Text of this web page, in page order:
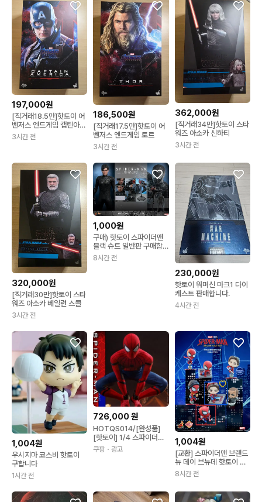
197,000원
[직거래18.5만]핫토이 어
벤저스 엔드게임 캡틴아메
리카
3시간 전
186,500원
[직거래17.5만]핫토이 어
벤저스 엔드게임 토르
3시간 전
362,000원
[직거래34만]핫토이 스타
워즈 아소카 신하티
3시간 전
320,000원
[직거래30만]핫토이 스타
워즈 아소카 베일런 스콜
3시간 전
1,000원
구매) 핫토이 스파이더맨
블랙 슈트 일반판 구매합
니다
8시간 전
230,000원
핫토이 워머신 마크1 다이
케스트 판매합니다.
4시간 전
1,004원
우시지마 코스비 핫토이
구합니다
1시간 전
726,000원
HOTQS014/[완성품]
[핫토이] 1/4 스파이더맨
홈 커밍 - 스파이더맨(전
쿠팡 ・광고
1,004원
[교환] 스파이더맨 브랜드
뉴 데이 브뉴데 핫토이 코
스베이비 코스비 피규어
피터 파커
8시간 전